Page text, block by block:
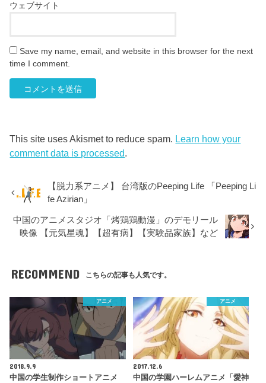
ウェブサイト
Save my name, email, and website in this browser for the next
time I comment.
This site uses Akismet to reduce spam. Learn how your
comment data is processed.
【脱力系アニメ】 台湾版のPeeping Life 「Peeping Li
fe Azirian」
中国のアニメスタジオ「烤鶏鶏動漫」のデモリール
映像 【元気星魂】【超有病】【実験品家族】など
RECOMMEND こちらの記事も人気です。
アニメ
2018.9.9
中国の学生制作ショートアニメ
アニメ
2017.12.6
中国の学園ハーレムアニメ「愛神